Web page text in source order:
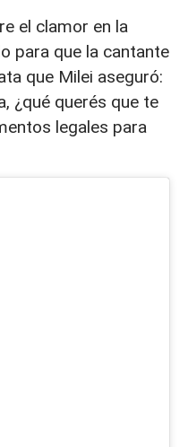
el clamor en la
para que la cantante
que Milei aseguró:
¿qué querés que te
legales para